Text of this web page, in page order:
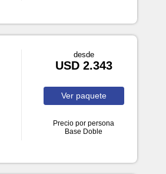
desde
USD 2.343
Ver paquete
Precio por persona
Base Doble